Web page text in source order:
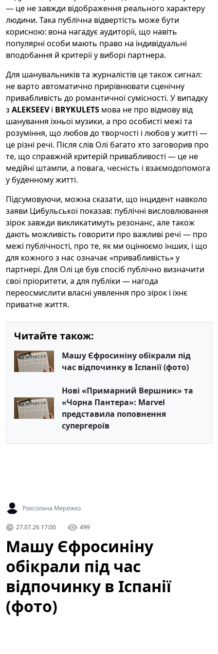
— це не завжди відображення реального характеру
людини. Така публічна відвертість може бути
корисною: вона нагадує аудиторії, що навіть
популярні особи мають право на індивідуальні
вподобання й критерії у виборі партнера.
Для шанувальників та журналістів це також сигнал:
не варто автоматично прирівнювати сценічну
привабливість до романтичної сумісності. У випадку
з ALEKSEEVі BRYKULETS мова не про відмову від
шанування їхньої музики, а про особисті межі та
розуміння, що любов до творчості і любов у житті —
це різні речі. Після слів Олі багато хто заговорив про
те, що справжній критерій привабливості — це не
медійні штампи, а повага, чесність і взаємодопомога
у буденному житті.
Підсумовуючи, можна сказати, що інцидент навколо
заяви Цибульської показав: публічні висловлювання
зірок завжди викликатимуть резонанс, але також
дають можливість говорити про важливі речі — про
межі публічності, про те, як ми оцінюємо інших, і що
для кожного з нас означає «привабливість» у
партнері. Для Олі це був спосіб публічно визначити
свої пріоритети, а для публіки — нагода
переосмислити власні уявлення про зірок і їхнє
приватне життя.
Читайте також:
Машу Єфросиніну обікрали під
час відпочинку в Іспанії (фото)
Нові «Примарний Вершник» та
«Чорна Пантера»: Marvel
представила поповнення
супергероїв
Роксолана Мережко
27.07.26 17:00 499
Машу Єфросиніну
обікрали під час
відпочинку в Іспанії
(фото)